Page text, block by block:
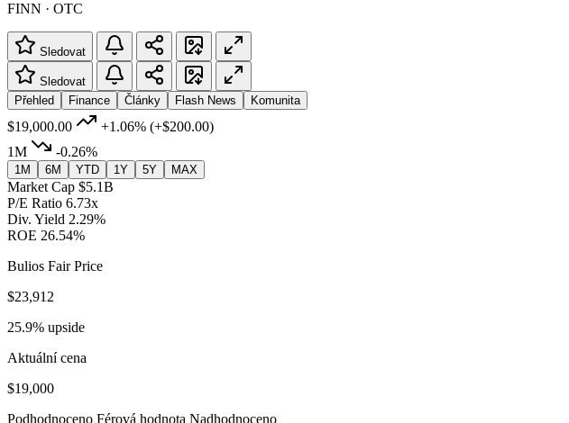
FINN · OTC
Sledovat
Sledovat
Přehled
Finance Články Flash News Komunita
$19,000.00 +1.06% (+$200.00)
1M
-0.26%
1M 6M YTD 1Y 5Y MAX
Market Cap $5.1B
P/E Ratio 6.73x
Div. Yield 2.29%
ROE 26.54%
Bulios Fair Price
$23,912
25.9% upside
Aktuální cena
$19,000
Podhodnoceno Férová hodnota Nadhodnoceno